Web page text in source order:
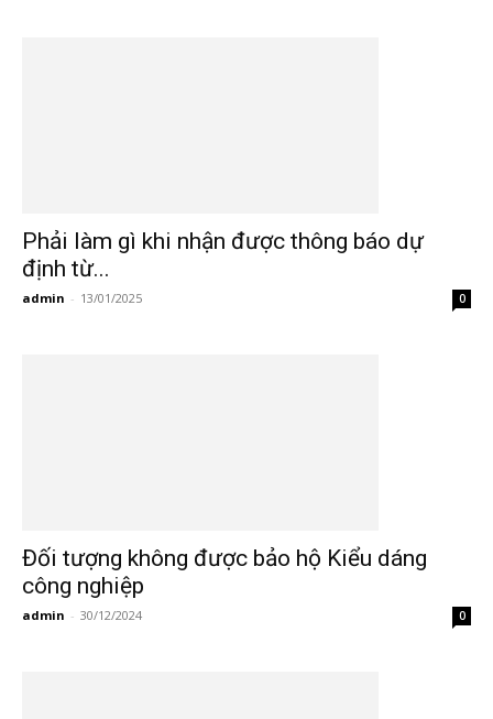
Phải làm gì khi nhận được thông báo dự
định từ...
admin - 13/01/2025 0
Đối tượng không được bảo hộ Kiểu dáng
công nghiệp
admin - 30/12/2024 0